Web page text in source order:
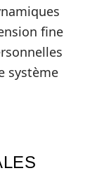
fine
système